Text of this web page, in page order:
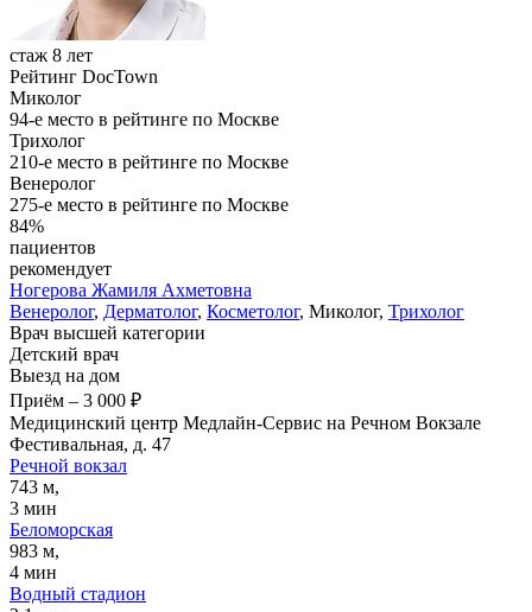
стаж 8 лет
Рейтинг DocTown
Миколог
94-е место в рейтинге по Москве
Трихолог
210-е место в рейтинге по Москве
Венеролог
275-е место в рейтинге по Москве
84%
пациентов
рекомендует
Ногерова Жамиля Ахметовна
Венеролог, Дерматолог, Косметолог, Миколог, Трихолог
Врач высшей категории
Детский врач
Выезд на дом
Приём – 3 000 ₽
Медицинский центр Медлайн-Сервис на Речном Вокзале
Фестивальная, д. 47
Речной вокзал
743 м,
3 мин
Беломорская
983 м,
4 мин
Водный стадион